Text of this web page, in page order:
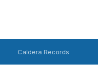
Caldera Records